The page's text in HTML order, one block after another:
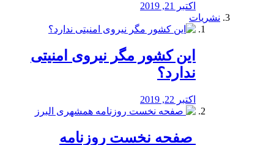
اکتبر 21, 2019
نشریات
این کشور مگر نیروی امنیتی
ندارد؟
اکتبر 22, 2019
️ صفحه نخست روزنامه‌